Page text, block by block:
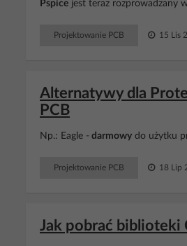
Pspice jest teraz rozprowadzany
Projektowanie PCB 15 Lis
Alternatywy dla
PCB
Np.: Eagle - darmowy do użytku
Projektowanie PCB 18 Lip
Jak pobrać biblioteki